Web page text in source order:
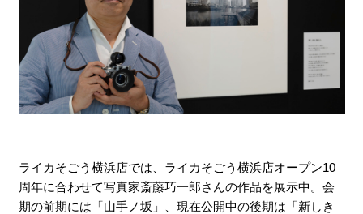
ライカそごう横浜店では、ライカそごう横浜店オープン10
周年に合わせて写真家斎藤巧一郎さんの作品を展示中。会
期の前期には「山手ノ坂」、現在公開中の後期は「新しき